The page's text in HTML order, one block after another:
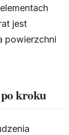
jest
powierzchni
kroku